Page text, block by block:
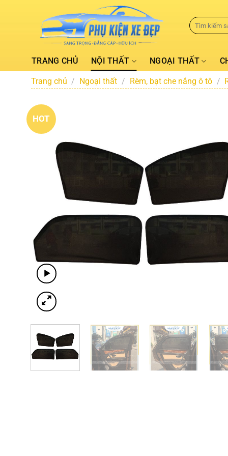
TRANG CHỦ NỘI THẤT NGOẠI THẤT
Trang chủ / Ngoại thất / Rèm, bạt che nắng ô tô /
HOT